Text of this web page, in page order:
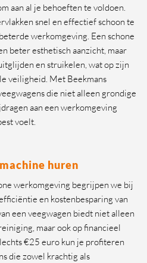
aan al je behoeften te voldoen.
snel en effectief schoon te
werkomgeving. Een schone
beter esthetisch aanzicht, maar
en struikelen, wat op zijn
veiligheid. Met Beekmans
die niet alleen grondige
aan een werkomgeving
voelt.
huren
werkomgeving begrijpen we bij
en kostenbesparing van
een veegwagen biedt niet alleen
maar ook op financieel
€25 euro kun je profiteren
die zowel krachtig als